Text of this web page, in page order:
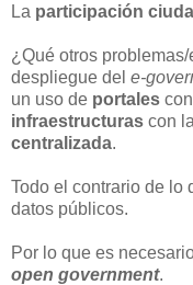
La participación
¿Qué otros
despliegue del e-
un uso de portales
infraestructuras con
centralizada.
Todo el contrario de lo
datos públicos.
Por lo que es
open government.